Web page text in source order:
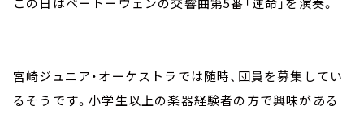
宮崎ジュニア・オーケストラでは随時、団員を募集してい
るそうです。小学生以上の楽器経験者の方で興味がある